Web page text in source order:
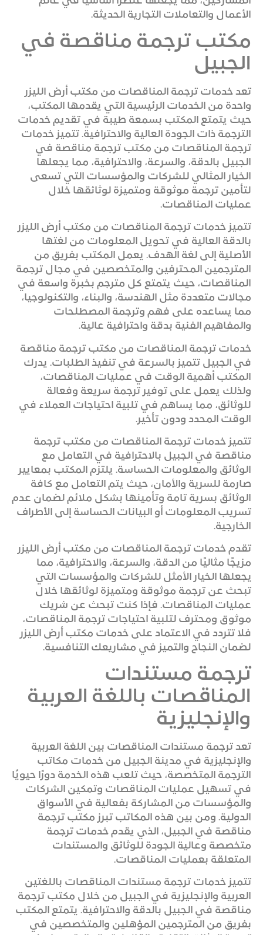
الأعمال والتعاملات التجارية الحديثة.
مكتب ترجمة مناقصة في
الجبيل
تعد خدمات ترجمة المناقصات من مكتب أرض الليزر
واحدة من الخدمات الرئيسية التي يقدمها المكتب،
حيث يتمتع المكتب بسمعة طيبة في تقديم خدمات
الترجمة ذات الجودة العالية والاحترافية. تتميز خدمات
ترجمة المناقصات من مكتب ترجمة مناقصة في
الجبيل بالدقة، والسرعة، والاحترافية، مما يجعلها
الخيار المثالي للشركات والمؤسسات التي تسعى
لتأمين ترجمة موثوقة ومتميزة لوثائقها خلال
عمليات المناقصات.
تتميز خدمات ترجمة المناقصات من مكتب أرض الليزر
بالدقة العالية في تحويل المعلومات من لغتها
الأصلية إلى لغة الهدف. يعمل المكتب بفريق من
المترجمين المحترفين والمتخصصين في مجال ترجمة
المناقصات، حيث يتمتع كل مترجم بخبرة واسعة في
مجالات متعددة مثل الهندسة، والبناء، والتكنولوجيا،
مما يساعده على فهم وترجمة المصطلحات
والمفاهيم الفنية بدقة واحترافية عالية.
خدمات ترجمة المناقصات من مكتب ترجمة مناقصة
في الجبيل تتميز بالسرعة في تنفيذ الطلبات. يدرك
المكتب أهمية الوقت في عمليات المناقصات،
ولذلك يعمل على توفير ترجمة سريعة وفعالة
للوثائق، مما يساهم في تلبية احتياجات العملاء في
الوقت المحدد ودون تأخير.
تتميز خدمات ترجمة المناقصات من مكتب ترجمة
مناقصة في الجبيل بالاحترافية في التعامل مع
الوثائق والمعلومات الحساسة. يلتزم المكتب بمعايير
صارمة للسرية والأمان، حيث يتم التعامل مع كافة
الوثائق بسرية تامة وتأمينها بشكل ملائم لضمان عدم
تسريب المعلومات أو البيانات الحساسة إلى الأطراف
الخارجية.
تقدم خدمات ترجمة المناقصات من مكتب أرض الليزر
مزيجًا مثاليًا من الدقة، والسرعة، والاحترافية، مما
يجعلها الخيار الأمثل للشركات والمؤسسات التي
تبحث عن ترجمة موثوقة ومتميزة لوثائقها خلال
عمليات المناقصات. فإذا كنت تبحث عن شريك
موثوق ومحترف لتلبية احتياجات ترجمة المناقصات،
فلا تتردد في الاعتماد على خدمات مكتب أرض الليزر
لضمان النجاح والتميز في مشاريعك التنافسية.
ترجمة مستندات
المناقصات باللغة العربية
والإنجليزية
تعد ترجمة مستندات المناقصات بين اللغة العربية
والإنجليزية في مدينة الجبيل من خدمات مكاتب
الترجمة المتخصصة، حيث تلعب هذه الخدمة دورًا حيويًا
في تسهيل عمليات المناقصات وتمكين الشركات
والمؤسسات من المشاركة بفعالية في الأسواق
الدولية. ومن بين هذه المكاتب تبرز مكتب ترجمة
مناقصة في الجبيل، الذي يقدم خدمات ترجمة
متخصصة وعالية الجودة للوثائق والمستندات
المتعلقة بعمليات المناقصات.
تتميز خدمات ترجمة مستندات المناقصات باللغتين
العربية والإنجليزية في الجبيل من خلال مكتب ترجمة
مناقصة في الجبيل بالدقة والاحترافية. يتمتع المكتب
بفريق من المترجمين المؤهلين والمتخصصين في